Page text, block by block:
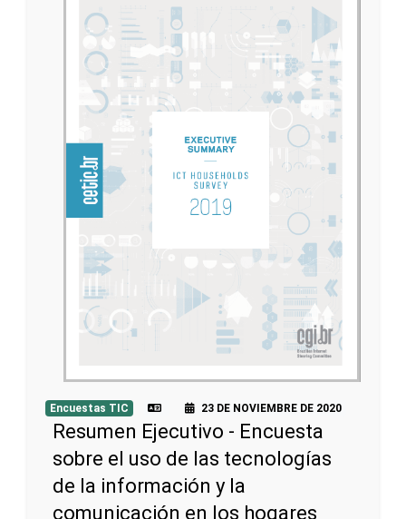
Encuestas TIC 23 DE NOVIEMBRE DE 2020
Resumen Ejecutivo - Encuesta
sobre el uso de las tecnologías
de la información y la
comunicación en los hogares